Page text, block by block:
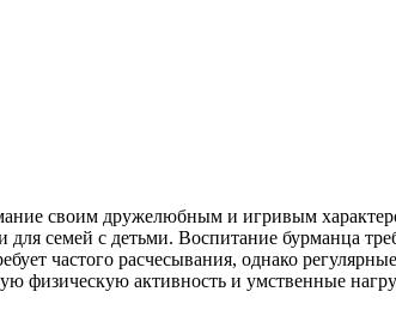
своим дружелюбным и игривым
семей с детьми. Воспитание бурманца
частого расчесывания, однако
физическую активность и умственные